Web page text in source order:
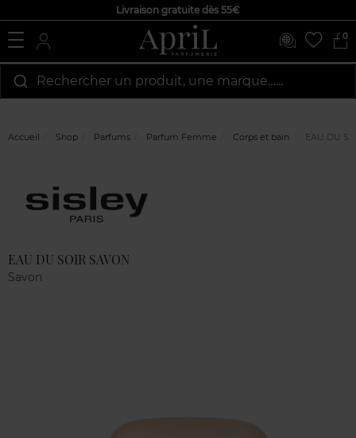
Livraison gratuite dès 55€
0
Rechercher un produit, une marque…...
Accueil Shop Parfums Parfum Femme Corps et bain EAU DU
EAU DU SOIR SAVON
Savon